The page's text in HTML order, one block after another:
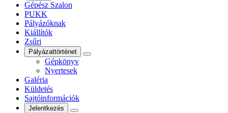
Gépész Szalon
PUKK
Pályázóknak
Kiállítók
Zsűri
Pályázattörténet
Gépkönyv
Nyertesek
Galéria
Küldetés
Sajtóinformációk
Jelentkezés